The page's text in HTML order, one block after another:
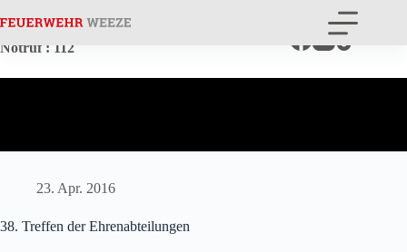
Inhalt
Notruf : 112
23. Apr. 2016
38. Treffen der Ehrenabteilungen